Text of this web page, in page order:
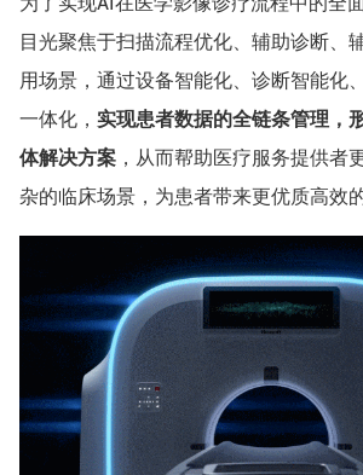
目光聚焦于扫描流程优化、辅助诊断、
用场景，通过设备智能化、诊断智能化
一体化， 实现患者数据的全链条管理，
体解决方案 ，从而帮助医疗服务提供者
杂的临床场景，为患者带来更优质高效